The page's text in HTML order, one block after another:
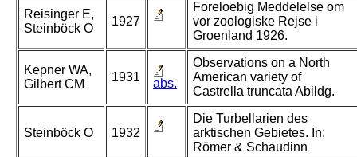
Reisinger E,
Steinböck O
1927
Foreloebig Meddelelse om
vor zoologiske Rejse i
Groenland 1926.
Kepner WA,
Gilbert CM
1931 abs.
Observations on a North
American variety of
Castrella truncata Abildg.
Steinböck O 1932
Die Turbellarien des
arktischen Gebietes. In:
Römer & Schaudinn